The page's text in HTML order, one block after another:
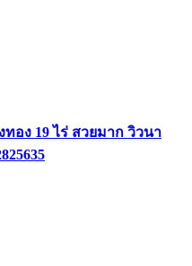
อง 19 ไร่ สวยมาก วิวนา